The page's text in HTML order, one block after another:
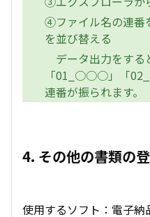
④ファイル名の連番
を並び替える
データ出力をする
「01_○○○」「
連番が振られます。
4. その他の書類の
使用するソフト：電子納